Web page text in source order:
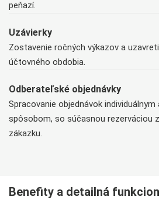
peňazí.
Uzávierky
Zostavenie ročných výkazov a
účtovného obdobia.
Odberateľské objednávky
Spracovanie objednávok individuálnym
spôsobom, so súčasnou rezerváciou
zákazku.
Benefity a detailná